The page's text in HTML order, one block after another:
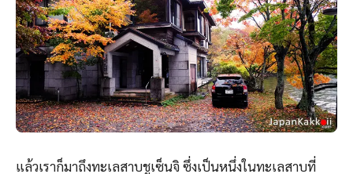
แล้วเราก็มาถึงทะเลสาบชูเซ็นจิ ซึ่งเป็นหนึ่งในทะเลสาบที่